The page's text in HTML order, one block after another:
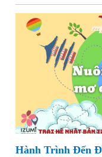
Hành Trình Đến